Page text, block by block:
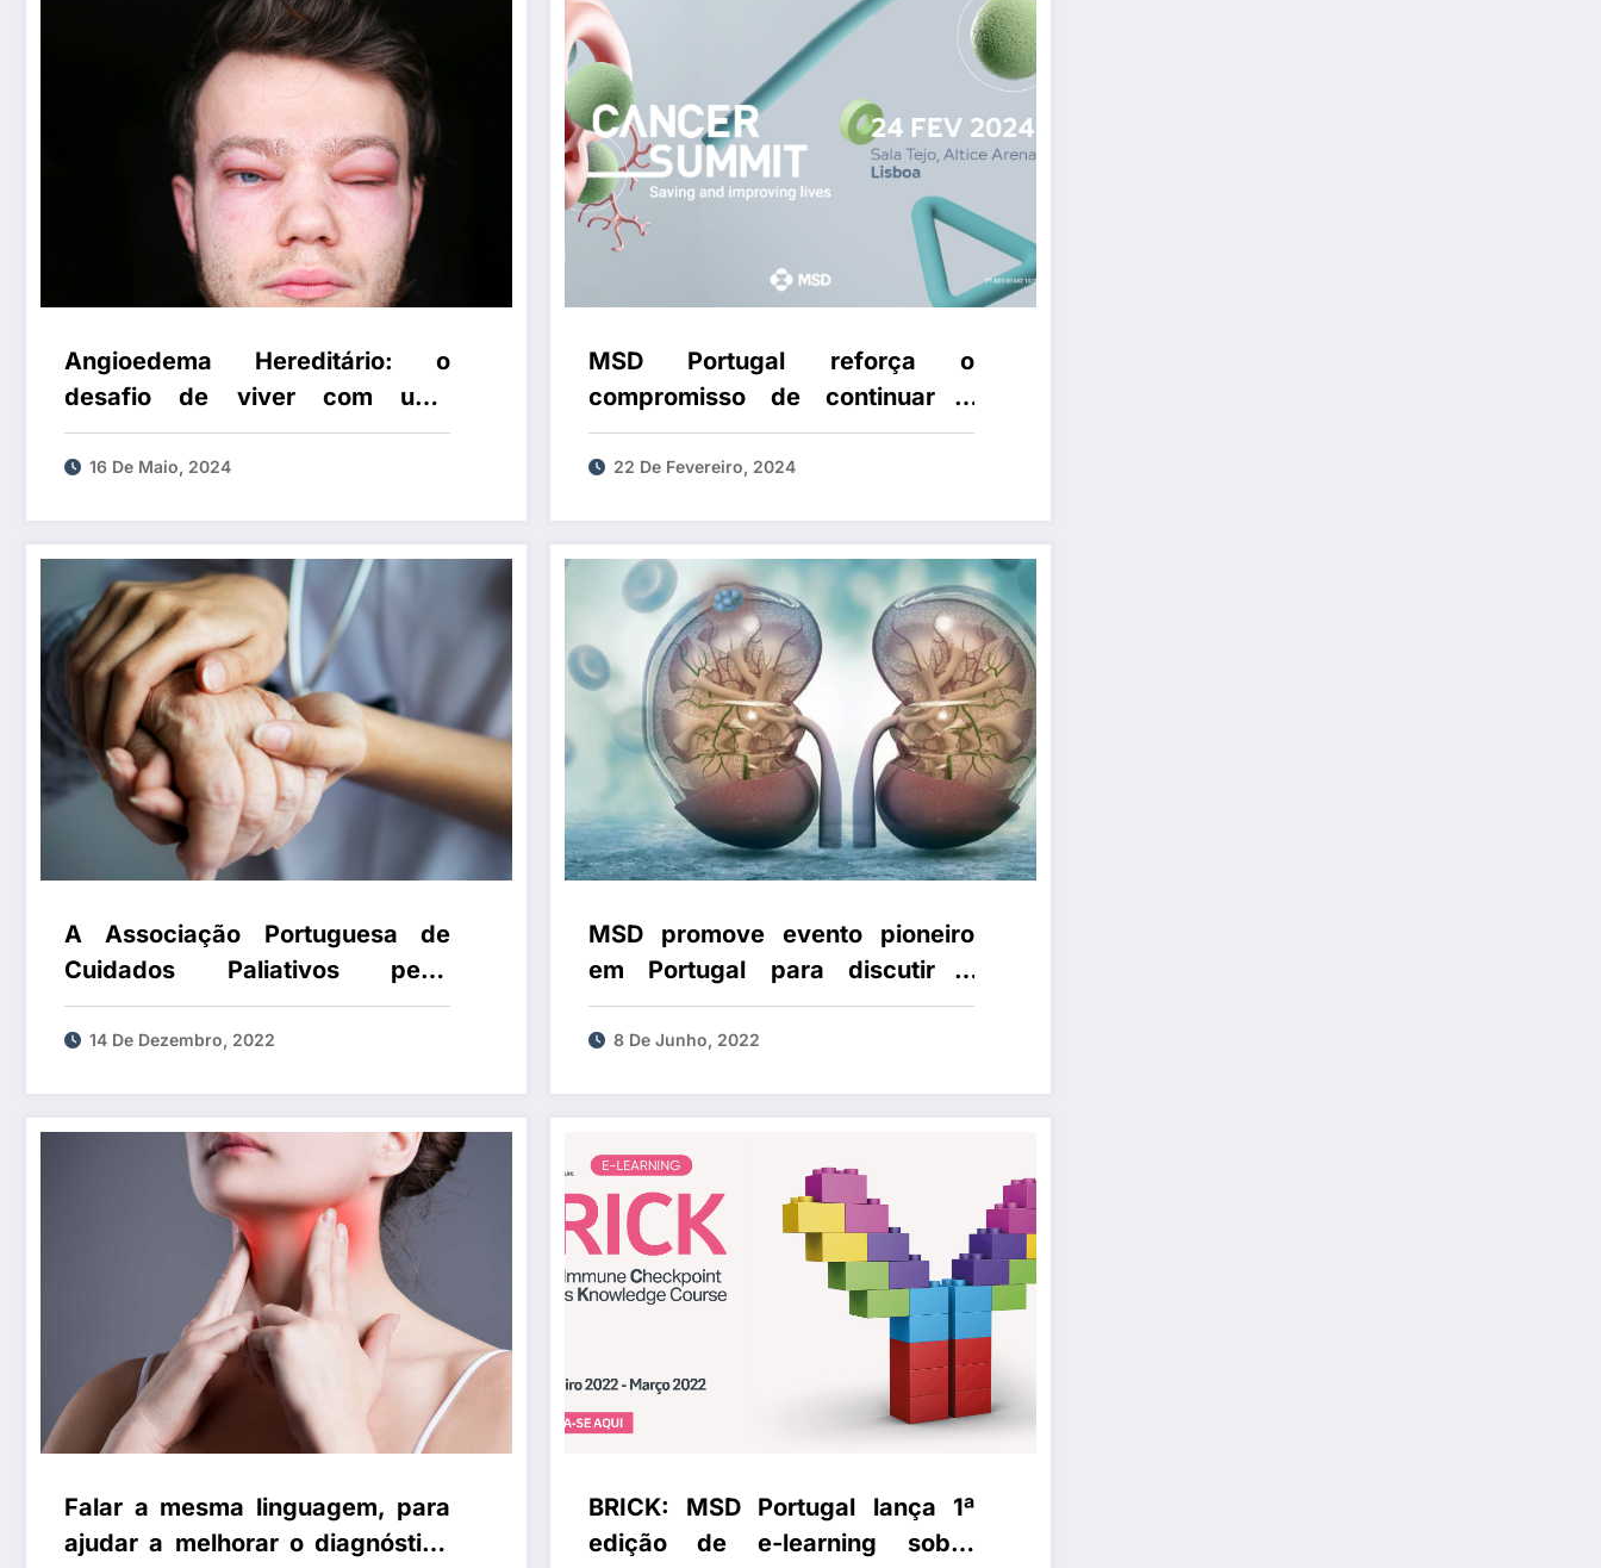
Angioedema Hereditário: o
desafio de viver com uma
doença imprevisível
16 De Maio, 2024
MSD Portugal reforça o
compromisso de continuar a
investir em conhecimento e
inovação que contribuam para
oncológicos
22 De Fevereiro, 2024
A Associação Portuguesa de
Cuidados Paliativos pede
urgência na priorização efetiva
do investimento em Cuidados
14 De Dezembro, 2022
MSD promove evento pioneiro
em Portugal para discutir o
tratamento adjuvante do
Carcinoma de Células Renais
8 De Junho, 2022
Falar a mesma linguagem, para
ajudar a melhorar o diagnóstico
BRICK: MSD Portugal lança 1ª
edição de e-learning sobre